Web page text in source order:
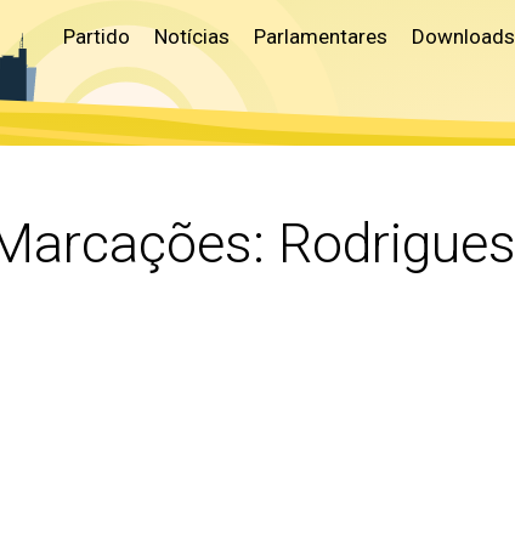
Partido Notícias Parlamentares Downloads
Rodrigues